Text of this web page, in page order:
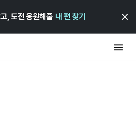
, 도전 응원해줄 내 편 찾기